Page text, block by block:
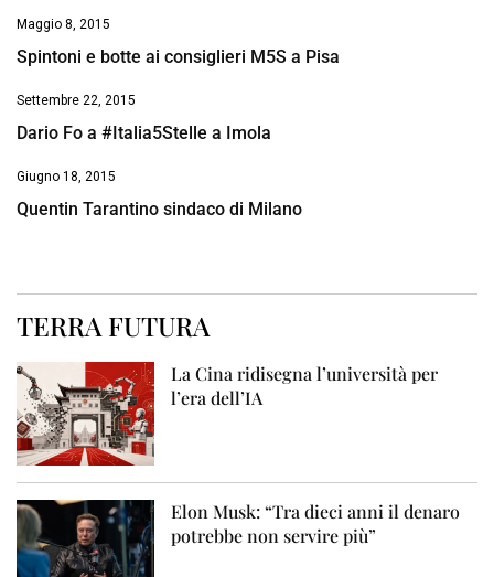
Maggio 8, 2015
Spintoni e botte ai consiglieri M5S a Pisa
Settembre 22, 2015
Dario Fo a #Italia5Stelle a Imola
Giugno 18, 2015
Quentin Tarantino sindaco di Milano
TERRA FUTURA
La Cina ridisegna l’università per
l’era dell’IA
Elon Musk: “Tra dieci anni il denaro
potrebbe non servire più”